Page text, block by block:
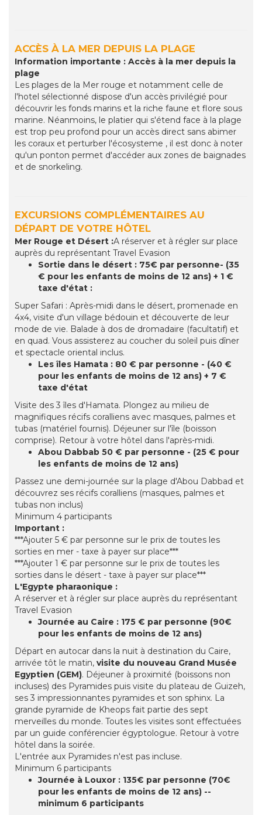
ACCÈS À LA MER DEPUIS LA PLAGE
Information importante : Accès à la mer depuis la
plage
Les plages de la Mer rouge et notamment celle de
l'hotel sélectionné dispose d'un accès privilégié pour
découvrir les fonds marins et la riche faune et flore sous
marine. Néanmoins, le platier qui s'étend face à la plage
est trop peu profond pour un accès direct sans abimer
les coraux et perturber l'écosysteme , il est donc à noter
qu'un ponton permet d'accéder aux zones de baignades
et de snorkeling.
EXCURSIONS COMPLÉMENTAIRES AU
DÉPART DE VOTRE HÔTEL
Mer Rouge et Désert :A réserver et à régler sur place
auprès du représentant Travel Evasion
Sortie dans le désert : 75€ par personne- (35
€ pour les enfants de moins de 12 ans) + 1 €
taxe d'état :
Super Safari : Après-midi dans le désert, promenade en
4x4, visite d'un village bédouin et découverte de leur
mode de vie. Balade à dos de dromadaire (facultatif) et
en quad. Vous assisterez au coucher du soleil puis dîner
et spectacle oriental inclus.
Les îles Hamata : 80 € par personne - (40 €
pour les enfants de moins de 12 ans) + 7 €
taxe d'état
Visite des 3 îles d'Hamata. Plongez au milieu de
magnifiques récifs coralliens avec masques, palmes et
tubas (matériel fournis). Déjeuner sur l'île (boisson
comprise). Retour à votre hôtel dans l'après-midi.
Abou Dabbab 50 € par personne - (25 € pour
les enfants de moins de 12 ans)
Passez une demi-journée sur la plage d'Abou Dabbad et
découvrez ses récifs coralliens (masques, palmes et
tubas non inclus)
Minimum 4 participants
Important :
***Ajouter 5 € par personne sur le prix de toutes les
sorties en mer - taxe à payer sur place***
***Ajouter 1 € par personne sur le prix de toutes les
sorties dans le désert - taxe à payer sur place***
L'Egypte pharaonique :
A réserver et à régler sur place auprès du représentant
Travel Evasion
Journée au Caire : 175 € par personne (90€
pour les enfants de moins de 12 ans)
Départ en autocar dans la nuit à destination du Caire,
arrivée tôt le matin, visite du nouveau Grand Musée
Egyptien (GEM). Déjeuner à proximité (boissons non
incluses) des Pyramides puis visite du plateau de Guizeh,
ses 3 impressionnantes pyramides et son sphinx. La
grande pyramide de Kheops fait partie des sept
merveilles du monde. Toutes les visites sont effectuées
par un guide conférencier égyptologue. Retour à votre
hôtel dans la soirée.
L'entrée aux Pyramides n'est pas incluse.
Minimum 6 participants
Journée à Louxor : 135€ par personne (70€
pour les enfants de moins de 12 ans) --
minimum 6 participants